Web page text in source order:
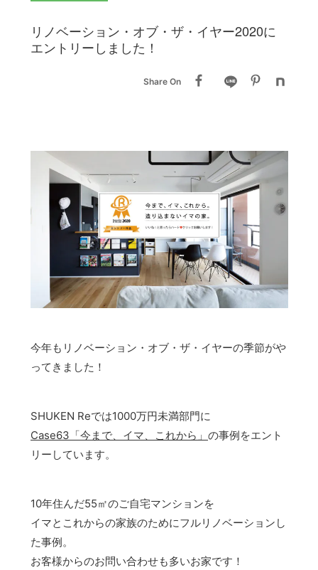
リノベーション・オブ・ザ・イヤー2020に
エントリーしました！
Share On
今年もリノベーション・オブ・ザ・イヤーの季節がや
ってきました！
SHUKEN Reでは1000万円未満部門に
Case63「今まで、イマ、これから」 の事例をエント
リーしています。
10年住んだ55㎡のご自宅マンションを
イマとこれからの家族のためにフルリノベーションし
た事例。
お客様からのお問い合わせも多いお家です！